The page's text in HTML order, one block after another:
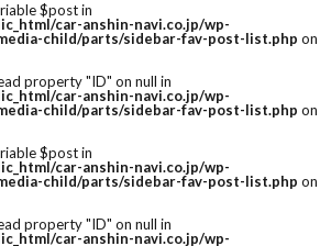
$post in
car-anshin-navi.co.jp/wp-
child/parts/sidebar-fav-post-list.php on
property "ID" on null in
car-anshin-navi.co.jp/wp-
child/parts/sidebar-fav-post-list.php on
$post in
car-anshin-navi.co.jp/wp-
child/parts/sidebar-fav-post-list.php on
property "ID" on null in
car-anshin-navi.co.jp/wp-